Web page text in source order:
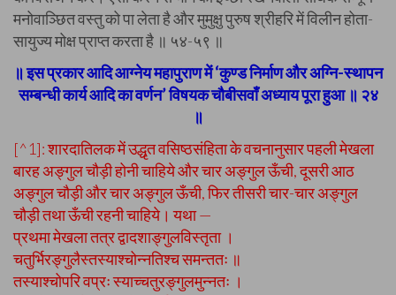
मनोवाञ्छित वस्तु को पा लेता है और मुमुक्षु पुरुष श्रीहरि में विलीन होता-
सायुज्य मोक्ष प्राप्त करता है ॥ ५४-५९ ॥
॥ इस प्रकार आदि आग्नेय महापुराण में ‘कुण्ड निर्माण और अग्नि-स्थापन
सम्बन्धी कार्य आदि का वर्णन’ विषयक चौबीसवाँ अध्याय पूरा हुआ ॥ २४
॥
[^1]: शारदातिलक में उद्धृत वसिष्ठसंहिता के वचनानुसार पहली मेखला
बारह अङ्गुल चौड़ी होनी चाहिये और चार अङ्गुल ऊँची, दूसरी आठ
अङ्गुल चौड़ी और चार अङ्गुल ऊँची, फिर तीसरी चार-चार अङ्गुल
चौड़ी तथा ऊँची रहनी चाहिये। यथा —
प्रथमा मेखला तत्र द्वादशाङ्गुलविस्तृता ।
चतुर्भिरङ्गुलैस्तस्याश्चोन्नतिश्च समन्ततः ॥
तस्याश्चोपरि वप्रः स्याच्चतुरङ्गुलमुन्नतः ।